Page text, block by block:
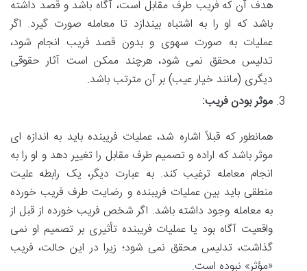
هدف آن که فریب طرف مقابل است، آگاه باشد و قصد داشته
باشد که او را به اشتباه بیندازد تا معامله صورت گیرد. اگر
عملیات به صورت سهوی و بدون قصد فریب انجام شود،
تدلیس محقق نمی شود، هرچند ممکن است آثار حقوقی
دیگری (مانند خیار عیب) بر آن مترتب باشد.
موثر بودن فریب:
همانطور که قبلاً اشاره شد، عملیات فریبنده باید به اندازه ای
موثر باشد که اراده و تصمیم طرف مقابل را تغییر دهد و او را به
انجام معامله ترغیب کند. به عبارت دیگر، یک رابطه علیت
منطقی باید بین عملیات فریبنده و رضایت طرف فریب خورده
به معامله وجود داشته باشد. اگر شخص فریب خورده از قبل از
واقعیت آگاه بود یا عملیات فریبنده تأثیری بر تصمیم او نمی
گذاشت، تدلیس محقق نمی شود؛ زیرا در این حالت، فریب
«مؤثر» نبوده است.